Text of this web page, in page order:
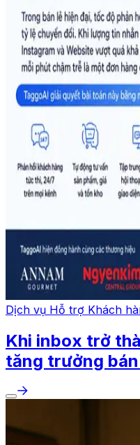
Dịch vụ Hỗ trợ Khách
Khi inbox trở
tăng trưởng